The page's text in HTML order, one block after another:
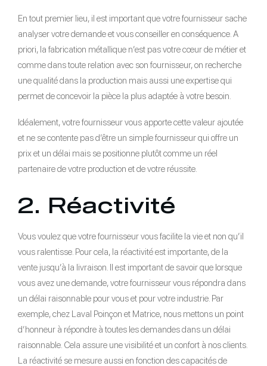
En tout premier lieu, il est important que votre fournisseur sache
analyser votre demande et vous conseiller en conséquence. A
priori, la fabrication métallique n’est pas votre cœur de métier et
comme dans toute relation avec son fournisseur, on recherche
une qualité dans la production mais aussi une expertise qui
permet de concevoir la pièce la plus adaptée à votre besoin.
Idéalement, votre fournisseur vous apporte cette valeur ajoutée
et ne se contente pas d’être un simple fournisseur qui offre un
prix et un délai mais se positionne plutôt comme un réel
partenaire de votre production et de votre réussite.
2. Réactivité
Vous voulez que votre fournisseur vous facilite la vie et non qu’il
vous ralentisse. Pour cela, la réactivité est importante, de la
vente jusqu’à la livraison. Il est important de savoir que lorsque
vous avez une demande, votre fournisseur vous répondra dans
un délai raisonnable pour vous et pour votre industrie. Par
exemple, chez Laval Poinçon et Matrice, nous mettons un point
d’honneur à répondre à toutes les demandes dans un délai
raisonnable. Cela assure une visibilité et un confort à nos clients.
La réactivité se mesure aussi en fonction des capacités de